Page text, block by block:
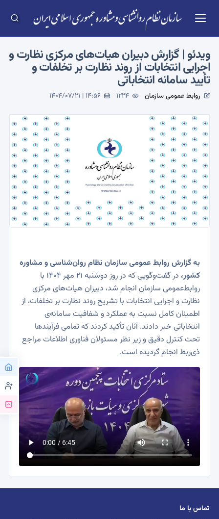
ویدئو | گزارش دبیران هیات‌های مرکزی نظارت و
اجرایی انتخابات از روند نظارت بر تخلفات و
تأیید سامانه‌ انتخاباتی
روابط عمومی سازمان 1224
1404/07/21 | 14:56
به گزارش روابط عمومی سازمان نظام روان‌شناسی و مشاوره
کشور،
در گفت‌وگویی که در روز دوشنبه 21 مهر ۱۴۰۴ با
روابط‌عمومی سازمان انجام شد، دبیران هیات‌های مرکزی
نظارت و اجرایی انتخابات با تشریح روند نظارت بر تخلفات، از
اطمینان کامل نسبت به عملکرد و شفافیت سامانه‌‌ی
انتخاباتی خبر دادند. آنان تأکید کردند که تمامی فرآیندها
تحت کنترل دقیق و زیر نظر مسئولان فناوری اطلاعات مراجع
ذی‌ربط انجام گردیده است.
تماس با ما